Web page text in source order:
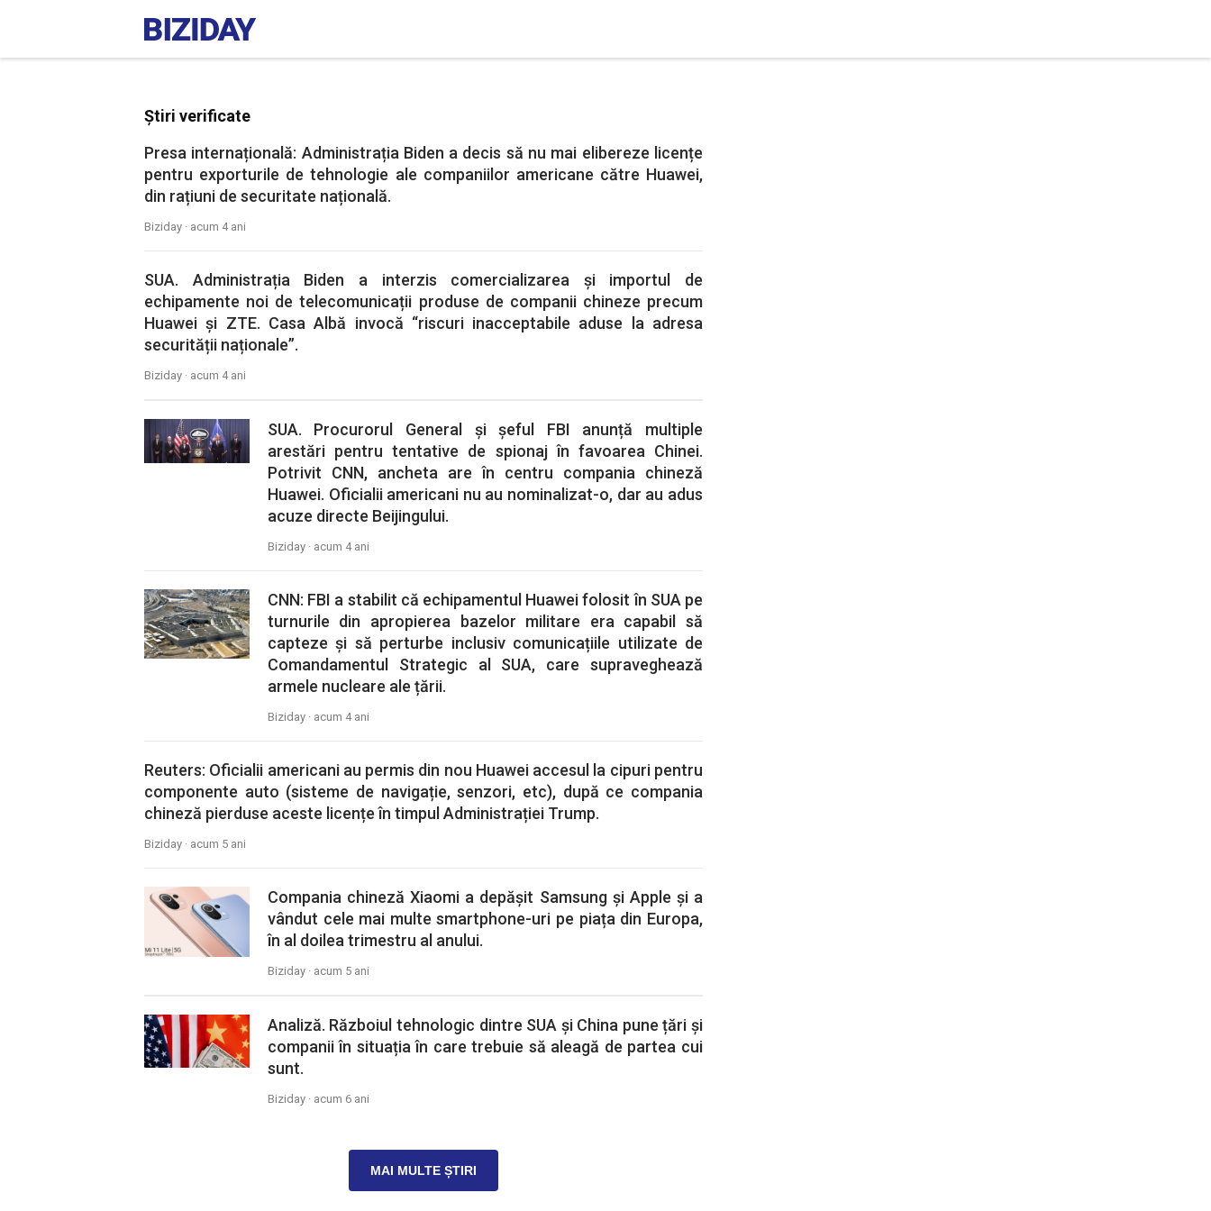
Știri verificate
Presa internațională: Administrația Biden a decis să nu mai elibereze licențe
pentru exporturile de tehnologie ale companiilor americane către Huawei,
din rațiuni de securitate națională.
Biziday · acum 4 ani
SUA. Administrația Biden a interzis comercializarea și importul de
echipamente noi de telecomunicații produse de companii chineze precum
Huawei și ZTE. Casa Albă invocă “riscuri inacceptabile aduse la adresa
securității naționale”.
Biziday · acum 4 ani
SUA. Procurorul General și șeful FBI anunță multiple
arestări pentru tentative de spionaj în favoarea Chinei.
Potrivit CNN, ancheta are în centru compania chineză
Huawei. Oficialii americani nu au nominalizat-o, dar au adus
acuze directe Beijingului.
Biziday · acum 4 ani
CNN: FBI a stabilit că echipamentul Huawei folosit în SUA pe
turnurile din apropierea bazelor militare era capabil să
capteze și să perturbe inclusiv comunicațiile utilizate de
Comandamentul Strategic al SUA, care supraveghează
armele nucleare ale țării.
Biziday · acum 4 ani
Reuters: Oficialii americani au permis din nou Huawei accesul la cipuri pentru
componente auto (sisteme de navigație, senzori, etc), după ce compania
chineză pierduse aceste licențe în timpul Administrației Trump.
Biziday · acum 5 ani
Compania chineză Xiaomi a depășit Samsung și Apple și a
vândut cele mai multe smartphone-uri pe piața din Europa,
în al doilea trimestru al anului.
Biziday · acum 5 ani
Analiză. Războiul tehnologic dintre SUA și China pune țări și
companii în situația în care trebuie să aleagă de partea cui
sunt.
Biziday · acum 6 ani
MAI MULTE ȘTIRI